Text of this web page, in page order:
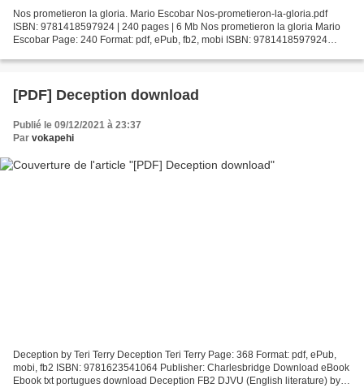
Nos prometieron la gloria. Mario Escobar Nos-prometieron-la-gloria.pdf
ISBN: 9781418597924 | 240 pages | 6 Mb Nos prometieron la gloria Mario
Escobar Page: 240 Format: pdf, ePub, fb2, mobi ISBN: 9781418597924
[PDF] Deception download
Publié le 09/12/2021 à 23:37
Par vokapehi
Deception by Teri Terry Deception Teri Terry Page: 368 Format: pdf, ePub,
mobi, fb2 ISBN: 9781623541064 Publisher: Charlesbridge Download eBook
Ebook txt portugues download Deception FB2 DJVU (English literature) by